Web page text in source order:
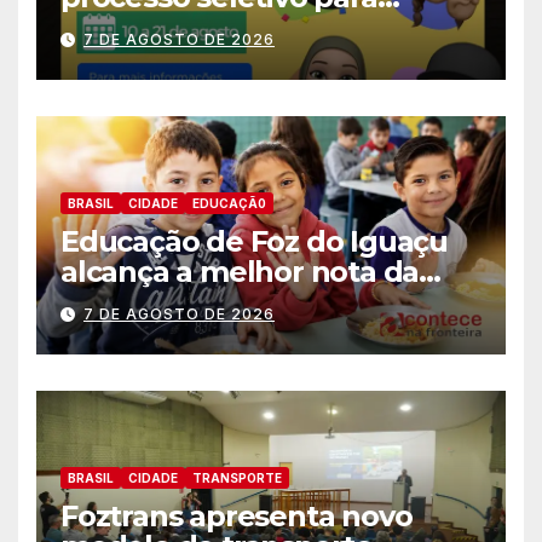
estagiários
7 DE AGOSTO DE 2026
BRASIL CIDADE EDUCAÇÃ0
Educação de Foz do Iguaçu
alcança a melhor nota da
história no IDEB
7 DE AGOSTO DE 2026
BRASIL CIDADE TRANSPORTE
Foztrans apresenta novo